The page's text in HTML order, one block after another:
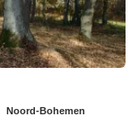
Noord-Bohemen